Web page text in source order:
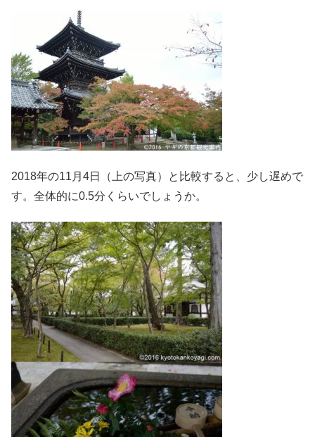
2018年の11月4日（上の写真）と比較すると、少し遅めで
す。全体的に0.5分くらいでしょうか。